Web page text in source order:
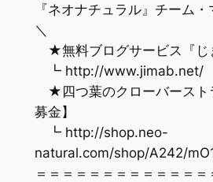
『ネオナチュラル』チー
＼
★無料ブログサービス『じ
┗ http://www.jimab.net/
★四つ葉のクローバースト
募金】
┗ http://shop.neo-
natural.com/shop/A242/
＝＝＝＝＝＝＝＝＝＝＝＝＝